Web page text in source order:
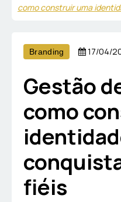
como construir uma
Branding 17/04/
Gestão
como
fiéis